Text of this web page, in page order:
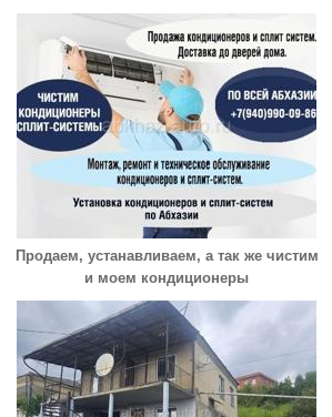
Продаем, устанавливаем, а так же чистим
и моем кондиционеры